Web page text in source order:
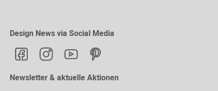
Design News via Social Media
Newsletter & aktuelle Aktionen